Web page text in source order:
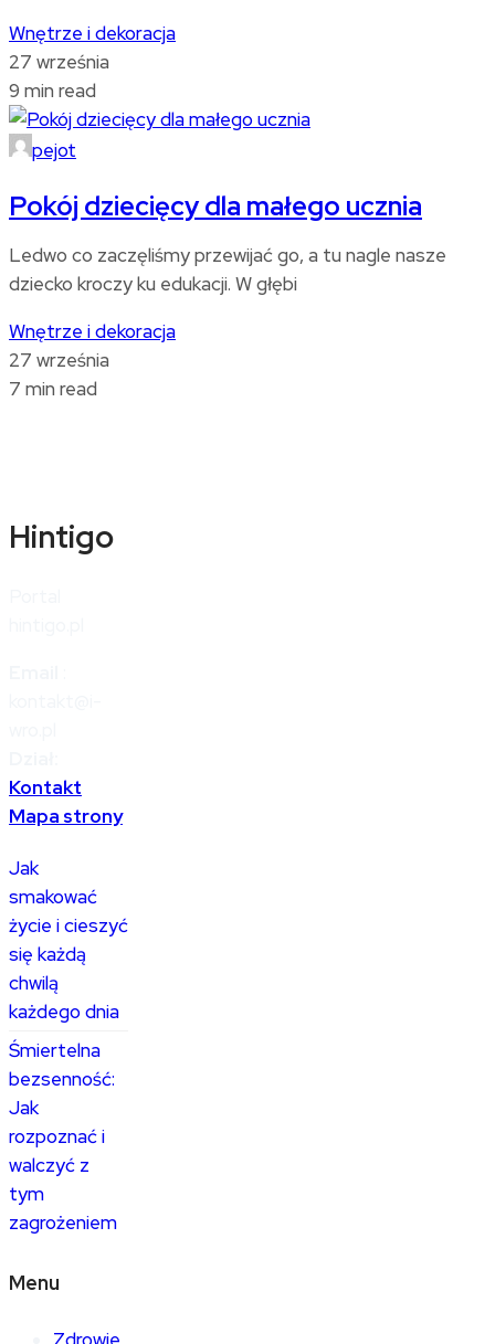
Wnętrze i dekoracja
27 września
9 min read
pejot
Pokój dziecięcy dla małego ucznia
Ledwo co zaczęliśmy przewijać go, a tu nagle nasze
dziecko kroczy ku edukacji. W głębi
Wnętrze i dekoracja
27 września
7 min read
Hintigo
Kontakt
Mapa strony
Jak
smakować
życie i cieszyć
się każdą
chwilą
każdego dnia
Śmiertelna
bezsenność:
Jak
rozpoznać i
walczyć z
tym
zagrożeniem
Menu